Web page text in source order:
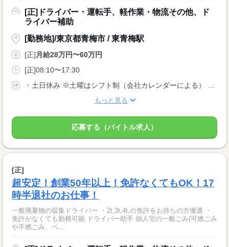
[正]ドライバー・運転手、軽作業・物流その他、ド
ライバー補助
[勤務地]/東京都青梅市 / 東青梅駅
[正] 月給28万円〜60万円
[正]08:10〜17:30
もっと見る
応募する（バイトル求人）
[正]
超安定！創業50年以上！免許なくてもOK！17
時半退社のお仕事！
一般廃棄物の収集ドライバー ・2t,3t,4t,の免許をお持ちの方優遇 ・
免許がなくても勤務可能 ドライバー助手 個人宅の一般ごみ(可燃ごみ
や不燃ごみ、ペ...